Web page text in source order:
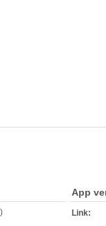
App
Link: